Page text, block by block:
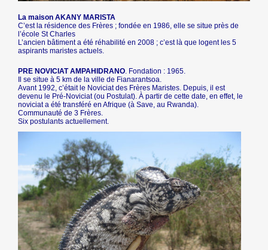
La maison AKANY MARISTA
C’est la résidence des Frères ; fondée en 1986, elle se situe près de
l’école St Charles
L’ancien bâtiment a été réhabilité en 2008 ; c’est là que logent les 5
aspirants maristes actuels.
PRE NOVICIAT AMPAHIDRANO. Fondation : 1965.
Il se situe à 5 km de la ville de Fianarantsoa.
Avant 1992, c’était le Noviciat des Frères Maristes. Depuis, il est
devenu le Pré-Noviciat (ou Postulat). À partir de cette date, en effet, le
noviciat a été transféré en Afrique (à Save, au Rwanda).
Communauté de 3 Frères.
Six postulants actuellement.